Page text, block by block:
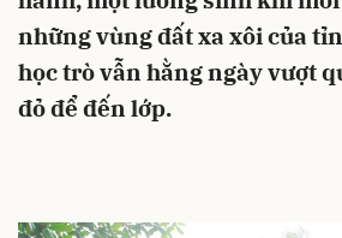
những vùng đất xa xôi của
học trò vẫn hằng ngày vượt
đỏ để đến lớp.